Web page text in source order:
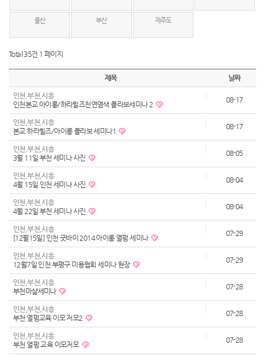
울산 부산 제주도
Total 35건 1 페이지
제목 날짜
인천,부천,시흥
인천본교 아이롱/하라힐즈천연염색 콜라보세미나 2
08-17
인천,부천,시흥
본교 하라힐즈/아이롱 콜라보 세미나1
08-17
인천,부천,시흥
3월 11일 부천 세미나 사진
08-05
인천,부천,시흥
4월 15일 인천 세미나 사진
08-04
인천,부천,시흥
4월 22일 부천 세미나 사진
08-04
인천,부천,시흥
[12월15일] 인천 굿바이 2014 아이롱 열펌 세미나
07-29
인천,부천,시흥
12월7일 인천 부평구 미용협회 세미나 현장
07-29
인천,부천,시흥
부천마샬세미나
07-28
인천,부천,시흥
부천 열펌교육 이모 저모2
07-28
인천,부천,시흥
부천 열펌 교육 이모저모
07-28